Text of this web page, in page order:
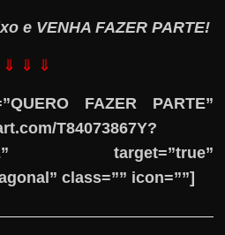
e VENHA FAZER PARTE!
⇓ ⇓ ⇓
FAZER PARTE”
T84073867Y?
target=”true”
class=”” icon=””]